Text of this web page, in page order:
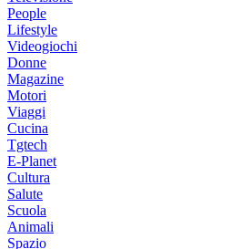
People
Lifestyle
Videogiochi
Donne
Magazine
Motori
Viaggi
Cucina
Tgtech
E-Planet
Cultura
Salute
Scuola
Animali
Spazio